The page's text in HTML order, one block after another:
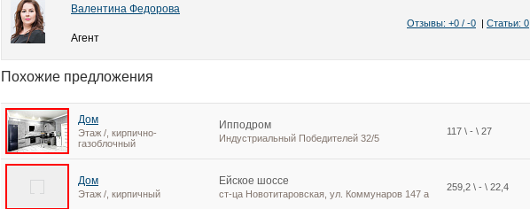
Валентина Федорова
Агент
Отзывы: +0 / -0 | Статьи: 0
Похожие предложения
Дом
Этаж /, кирпично-
газоблочный
Ипподром
Индустриальный Победителей 32/5
117 \ - \ 27
Дом
Этаж /, кирпичный
Ейское шоссе
ст-ца Новотитаровская, ул. Коммунаров 147 а
259,2 \ - \ 22,4